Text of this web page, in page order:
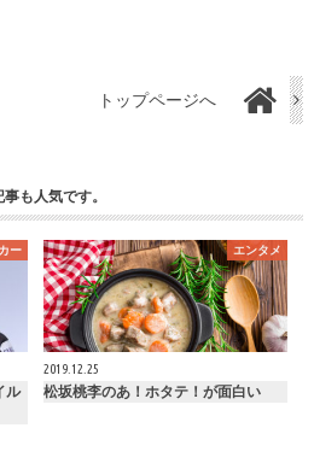
トップページへ
も人気です。
ー
ル
エンタメ
2019.12.25
松坂桃李のあ！ホタテ！が面白い